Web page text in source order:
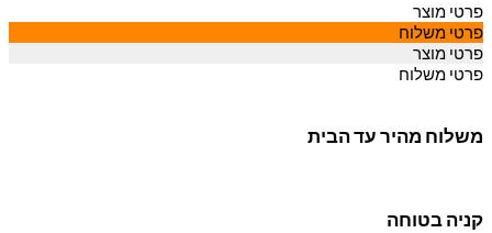
פרטי מוצר
פרטי משלוח
פרטי מוצר
פרטי משלוח
משלוח מהיר עד הבית
קניה בטוחה